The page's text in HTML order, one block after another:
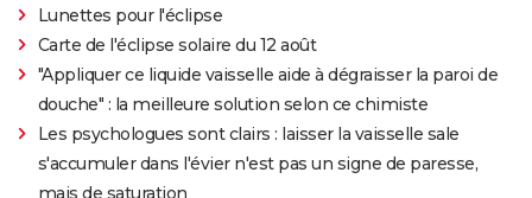
Lunettes pour l'éclipse
Carte de l'éclipse solaire du 12 août
"Appliquer ce liquide vaisselle aide à dégraisser la paroi de
douche" : la meilleure solution selon ce chimiste
Les psychologues sont clairs : laisser la vaisselle sale
s'accumuler dans l'évier n'est pas un signe de paresse,
mais de saturation